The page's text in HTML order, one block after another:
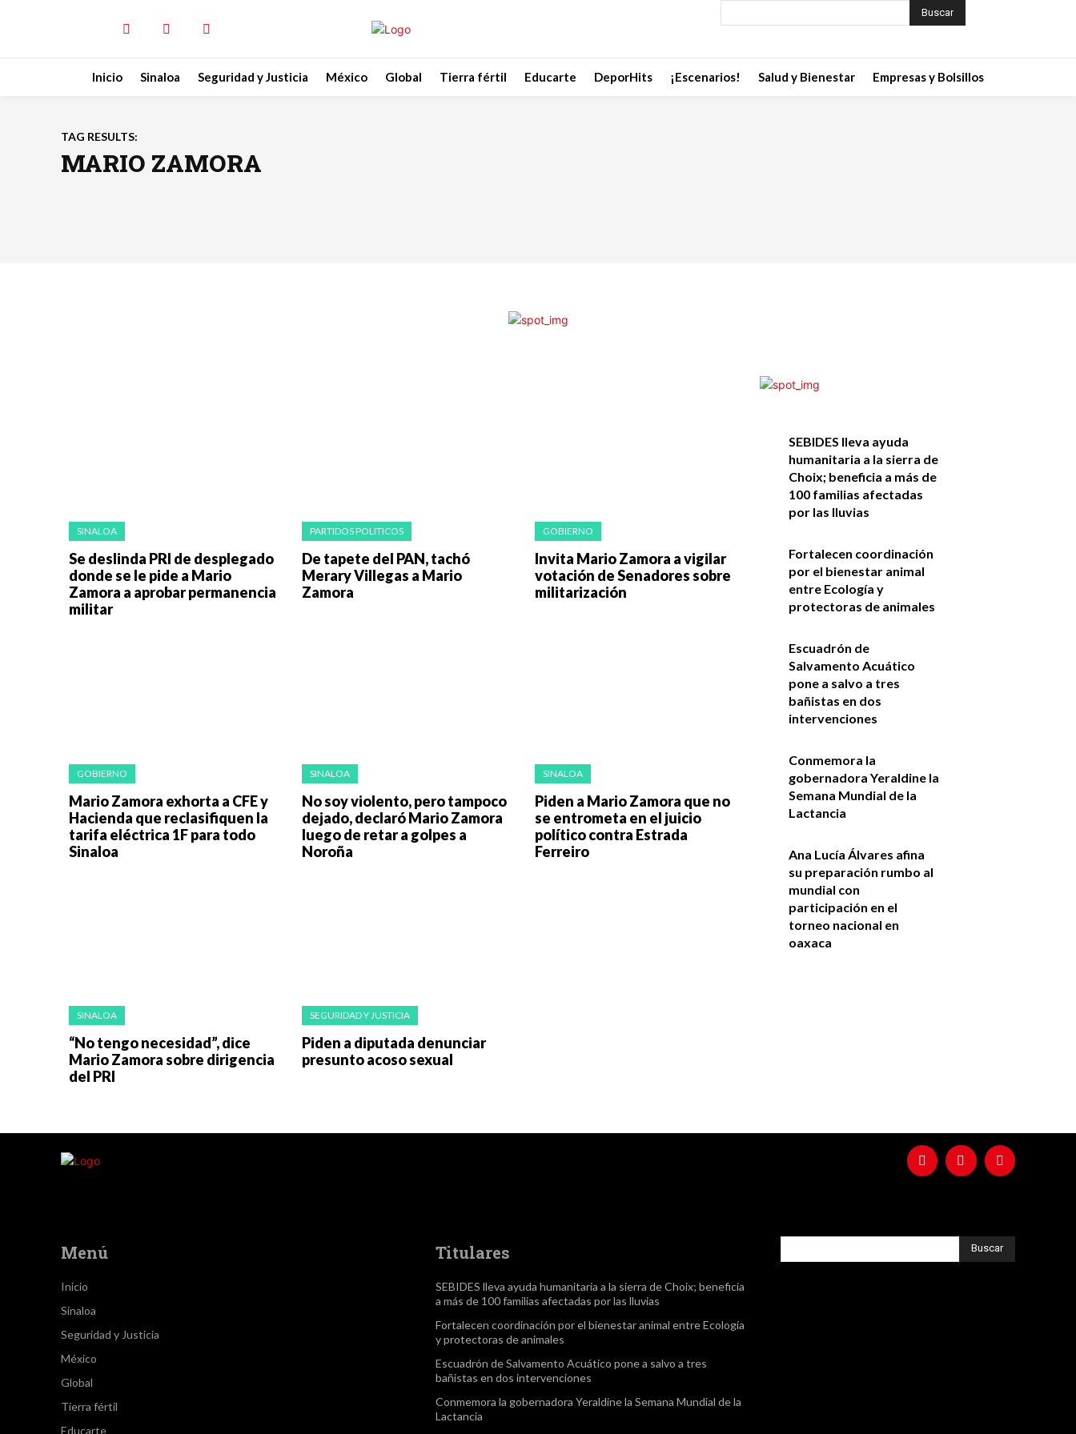
Buscar
Inicio Sinaloa Seguridad y Justicia México Global Tierra fértil Educarte DeporHits ¡Escenarios! Salud y Bienestar Empresas y Bolsillos
TAG RESULTS:
MARIO ZAMORA
SINALOA
Se deslinda PRI de desplegado
donde se le pide a Mario
Zamora a aprobar permanencia
militar
PARTIDOS POLITICOS
De tapete del PAN, tachó
Merary Villegas a Mario
Zamora
GOBIERNO
Invita Mario Zamora a vigilar
votación de Senadores sobre
militarización
GOBIERNO
Mario Zamora exhorta a CFE y
Hacienda que reclasifiquen la
tarifa eléctrica 1F para todo
Sinaloa
SINALOA
No soy violento, pero tampoco
dejado, declaró Mario Zamora
luego de retar a golpes a
Noroña
SINALOA
Piden a Mario Zamora que no
se entrometa en el juicio
político contra Estrada
Ferreiro
SINALOA
“No tengo necesidad”, dice
Mario Zamora sobre dirigencia
del PRI
SEGURIDAD Y JUSTICIA
Piden a diputada denunciar
presunto acoso sexual
SEBIDES lleva ayuda
humanitaria a la sierra de
Choix; beneficia a más de
100 familias afectadas
por las lluvias
Fortalecen coordinación
por el bienestar animal
entre Ecología y
protectoras de animales
Escuadrón de
Salvamento Acuático
pone a salvo a tres
bañistas en dos
intervenciones
Conmemora la
gobernadora Yeraldine la
Semana Mundial de la
Lactancia
Ana Lucía Álvares afina
su preparación rumbo al
mundial con
participación en el
torneo nacional en
oaxaca
Menú
Inicio
Sinaloa
Seguridad y Justicia
México
Global
Tierra fértil
Educarte
Titulares
SEBIDES lleva ayuda humanitaria a la sierra de Choix; beneficia
a más de 100 familias afectadas por las lluvias
Fortalecen coordinación por el bienestar animal entre Ecología
y protectoras de animales
Escuadrón de Salvamento Acuático pone a salvo a tres
bañistas en dos intervenciones
Conmemora la gobernadora Yeraldine la Semana Mundial de la
Lactancia
Buscar